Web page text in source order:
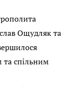
Ощудляк та
та спільним